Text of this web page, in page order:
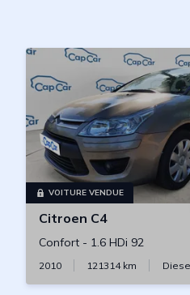
VOITURE VENDUE
Citroen C4
Confort - 1.6 HDi 92
2010 121314km